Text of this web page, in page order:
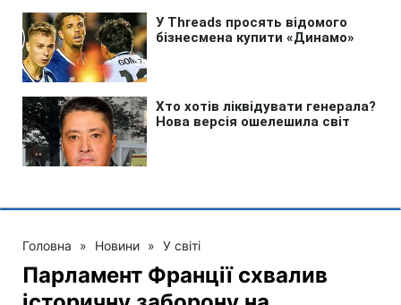
Головна » Новини » У світі
Парламент Франції схвалив